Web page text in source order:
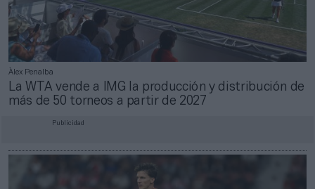
Àlex Penalba
La WTA vende a IMG la producción y distribución de
más de 50 torneos a partir de 2027
Publicidad